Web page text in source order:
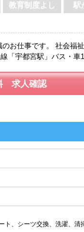
教育制度よし 駅
お仕事です。 社会福
宇都宮駅」バス・車
求人確認
ト、シーツ交換、洗濯、